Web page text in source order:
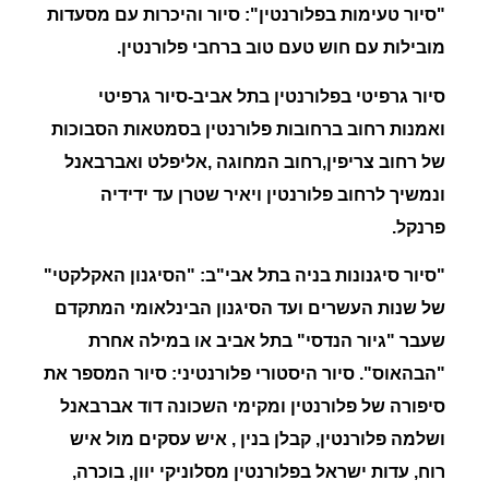
"סיור טעימות בפלורנטין": סיור והיכרות עם מסעדות
מובילות עם חוש טעם טוב ברחבי פלורנטין.
סיור גרפיטי בפלורנטין בתל אביב-סיור גרפיטי
ואמנות רחוב ברחובות פלורנטין בסמטאות הסבוכות
של רחוב צריפין,רחוב המחוגה ,אליפלט ואברבאנל
ונמשיך לרחוב פלורנטין ויאיר שטרן עד ידידיה
פרנקל.
"סיור סיגנונות בניה בתל אבי"ב: "הסיגנון האקלקטי"
של שנות העשרים ועד הסיגנון הבינלאומי המתקדם
שעבר "גיור הנדסי" בתל אביב או במילה אחרת
"הבהאוס". סיור היסטורי פלורנטיני: סיור המספר את
סיפורה של פלורנטין ומקימי השכונה דוד אברבאנל
ושלמה פלורנטין, קבלן בנין , איש עסקים מול איש
רוח, עדות ישראל בפלורנטין מסלוניקי יוון, בוכרה,